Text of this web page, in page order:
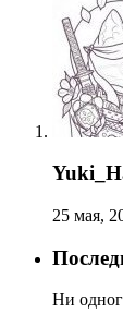
25 мая,
Ни